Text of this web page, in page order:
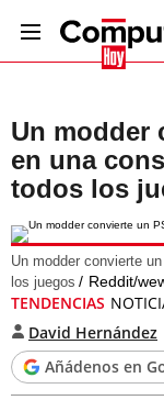
Un modder
en una
todos los
Un modder convierte
los juegos
Reddit/
TENDENCIAS
David Hernández
Añádenos en